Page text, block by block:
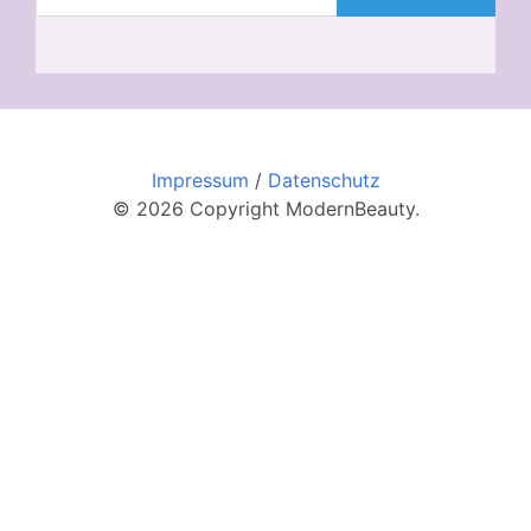
Impressum / Datenschutz
© 2026 Copyright ModernBeauty.